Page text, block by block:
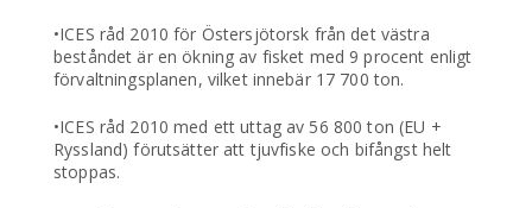
•ICES råd 2010 för Östersjötorsk från det västra
beståndet är en ökning av fisket med 9 procent enligt
förvaltningsplanen, vilket innebär 17 700 ton.
•ICES råd 2010 med ett uttag av 56 800 ton (EU +
Ryssland) förutsätter att tjuvfiske och bifångst helt
stoppas.